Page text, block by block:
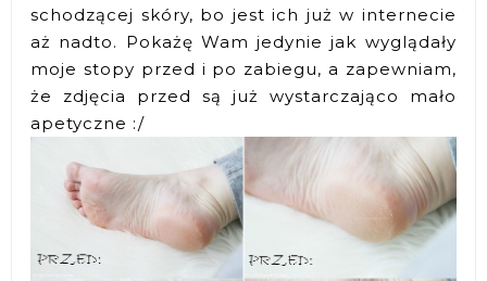
schodzącej skóry, bo jest ich już w internecie
aż nadto. Pokażę Wam jedynie jak wyglądały
moje stopy przed i po zabiegu, a zapewniam,
że zdjęcia przed są już wystarczająco mało
apetyczne :/